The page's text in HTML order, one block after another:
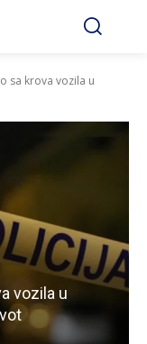
sa krova vozila u
vozila u